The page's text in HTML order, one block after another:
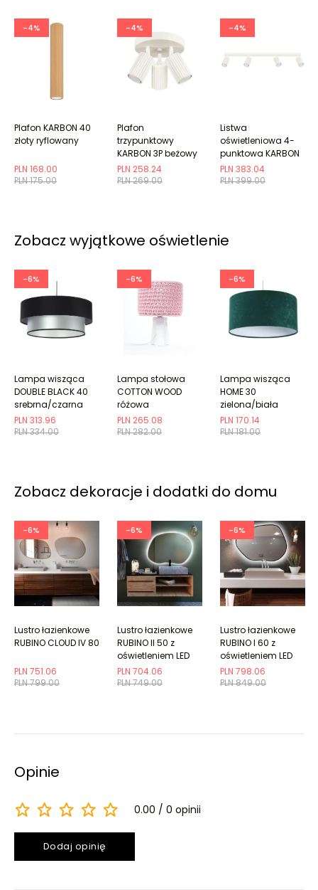
-4%
PLN 175.00
PLN 168.00
Plafon KARBON 40
złoty ryflowany
-4%
PLN 269.00
PLN 258.24
Plafon
trzypunktowy
KARBON 3P beżowy
okrągły
-4%
PLN 399.00
PLN 383.04
Listwa
oświetleniowa 4-
punktowa KARBON
4L beżowa
ryflowana
Zobacz wyjątkowe oświetlenie
-6%
PLN 334.00
PLN 313.96
Lampa wisząca
DOUBLE BLACK 40
srebrna/czarna
-6%
PLN 282.00
PLN 265.08
Lampa stołowa
COTTON WOOD
różowa
-6%
PLN 181.00
PLN 170.14
Lampa wisząca
HOME 30
zielona/biała
Zobacz dekoracje i dodatki do domu
-6%
PLN 799.00
PLN 751.06
Lustro łazienkowe
RUBINO CLOUD IV 80
-6%
PLN 749.00
PLN 704.06
Lustro łazienkowe
RUBINO II 50 z
oświetleniem LED
-6%
PLN 849.00
PLN 798.06
Lustro łazienkowe
RUBINO I 60 z
oświetleniem LED
Opinie
0.00 0 opinii
Dodaj opinię